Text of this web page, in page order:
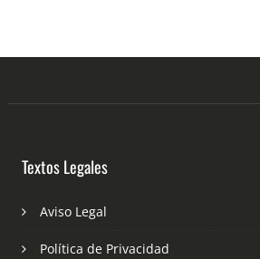
Textos Legales
Aviso Legal
Política de Privacidad